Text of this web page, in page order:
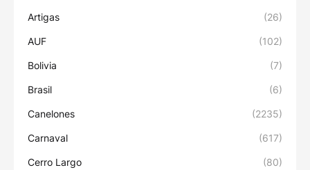
Artigas (26)
AUF (102)
Bolivia (7)
Brasil (6)
Canelones (2235)
Carnaval (617)
Cerro Largo (80)